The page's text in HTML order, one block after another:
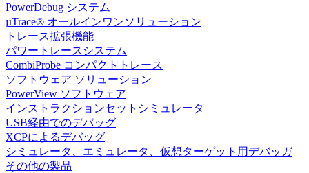
PowerDebug システム
µTrace® オールインワンソリューション
トレース拡張機能
パワートレースシステム
CombiProbe コンパクトトレース
ソフトウェア ソリューション
PowerView ソフトウェア
インストラクションセットシミュレータ
USB経由でのデバッグ
XCPによるデバッグ
シミュレータ、エミュレータ、仮想ターゲット用デバッガ
その他の製品